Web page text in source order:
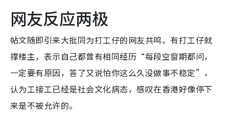
网友反应两极
帖文随即引来大批同为打工仔的网友共鸣。有打工仔就
撑楼主，表示自己都曾有相同经历“每段空窗期都问，
一定要有原因，答了又说怕你这么久没做事不稳定”，
认为工接工已经是社会文化病态，感叹在香港好像停下
来是不被允许的。